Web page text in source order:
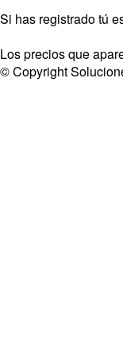
Si has registrado tú
Los precios que
© Copyright